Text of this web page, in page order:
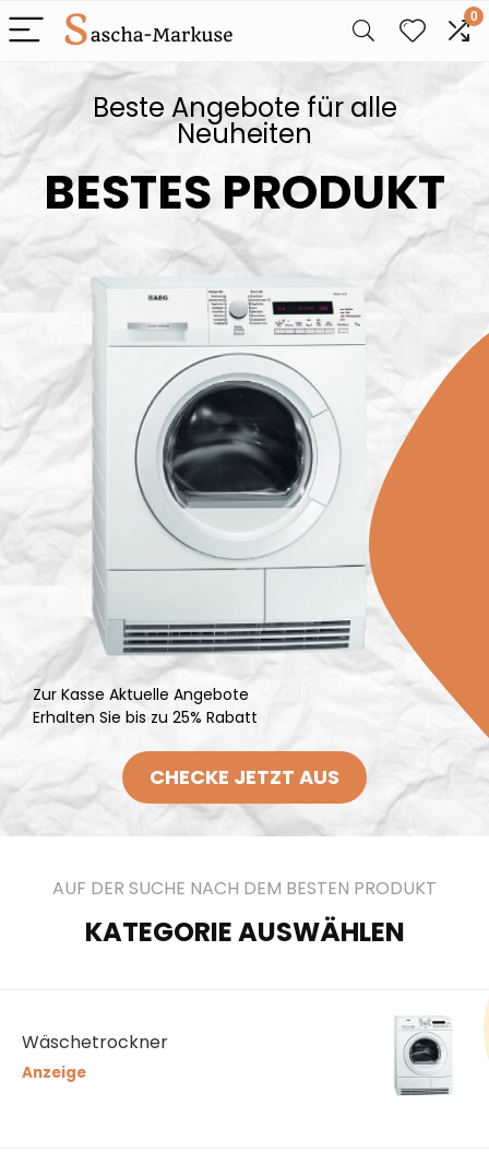
0
Beste Angebote für alle
Neuheiten
BESTES PRODUKT
Zur Kasse Aktuelle Angebote
Erhalten Sie bis zu 25% Rabatt
CHECKE JETZT AUS
AUF DER SUCHE NACH DEM BESTEN PRODUKT
KATEGORIE AUSWÄHLEN
Wäschetrockner
Anzeige